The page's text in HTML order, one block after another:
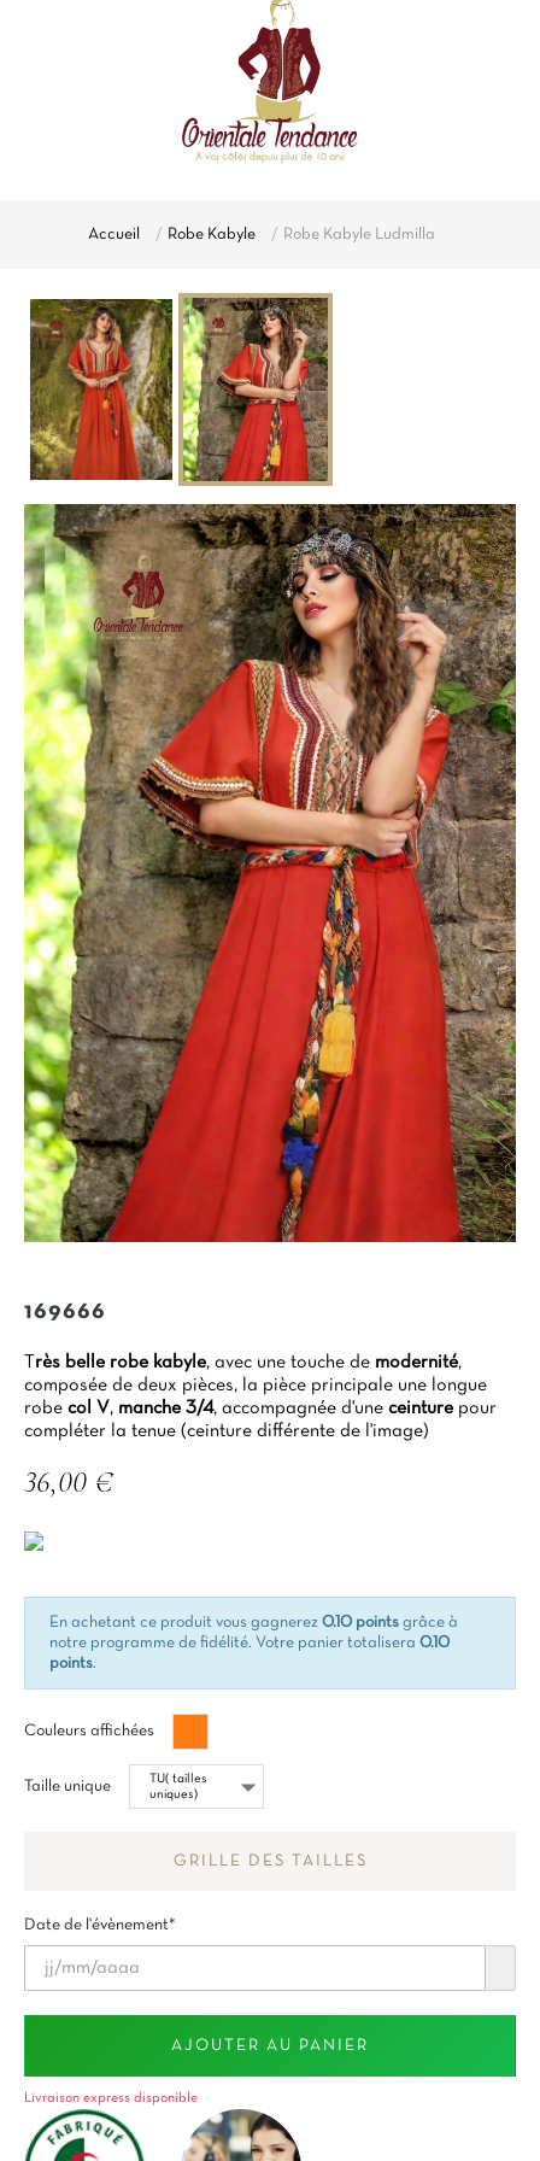
Accueil Robe Kabyle Robe Kabyle Ludmilla
169666
rès belle robe kabyle, avec une touche de modernité,
composée de deux pièces, la pièce principale une longue
robe col V, manche 3/4, accompagnée d'une ceinture pour
compléter la tenue (ceinture différente de l'image)
36,00 €
En achetant ce produit vous gagnerez 0.10 points grâce à
notre programme de fidélité. Votre panier totalisera 0.10
points.
Couleurs affichées
Taille unique
GRILLE DES TAILLES
Date de l'évènement*
AJOUTER AU PANIER
Livraison express disponible